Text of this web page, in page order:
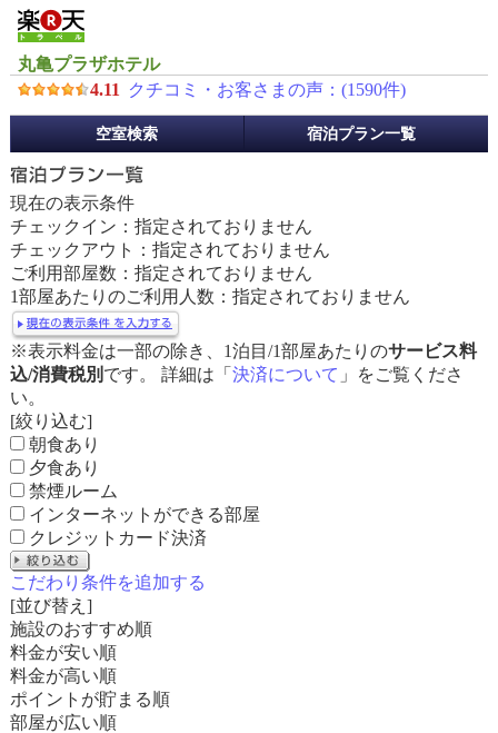
丸亀プラザホテル
4.11
クチコミ・お客さまの声：(1590件)
約
メ
ニ
ュ
ー
空室検索 宿泊プラン一覧
現在の表示条件
チェックイン：指定されておりません
チェックアウト：指定されておりません
ご利用部屋数：指定されておりません
1部屋あたりのご利用人数：指定されておりません
※表示料金は一部の除き、1泊目/1部屋あたりのサービス料
込/消費税別 です。 詳細は「 決済について 」をご覧くださ
い。
[絞り込む]
朝食あり
夕食あり
禁煙ルーム
インターネットができる部屋
クレジットカード決済
こだわり条件を追加する
[並び替え]
施設のおすすめ順
料金が安い順
料金が高い順
ポイントが貯まる順
部屋が広い順